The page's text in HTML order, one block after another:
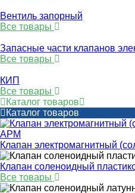
Вентиль запорный
Все товары
Запасные части клапанов
Все товары
КИП
Все товары
Каталог товаров
Каталог товаров
Клапан электромагнитный
Клапан соленоидный
Все товары